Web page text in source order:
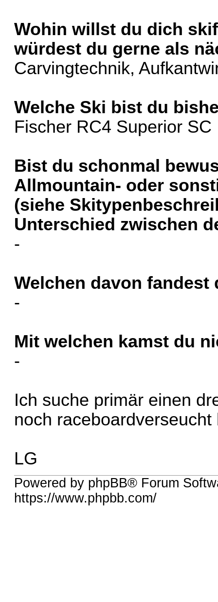
Wohin willst du dich
würdest du gerne als
Carvingtechnik,
Welche Ski bist du
Fischer RC4 Superior SC
Bist du schonmal
Allmountain- oder
(siehe
Unterschied zwischen
-
Welchen davon fandest
-
Mit welchen kamst du
-
Ich suche primär einen
noch
LG
Powered by phpBB® Forum
https://www.phpbb.com/